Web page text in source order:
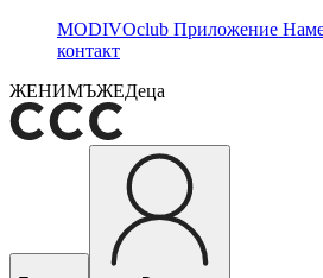
MODIVOclub Приложение
контакт
ЖЕНИМЪЖЕДеца